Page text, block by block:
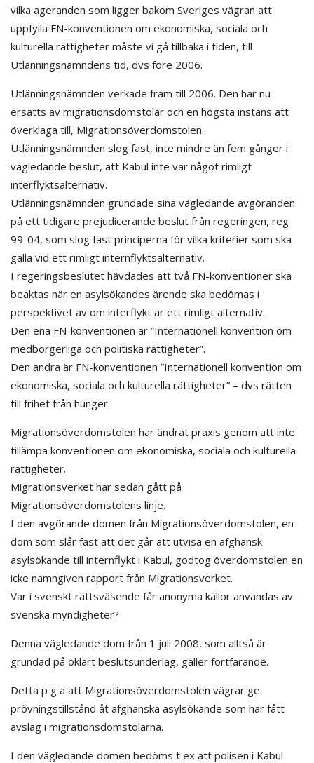
vilka ageranden som ligger bakom Sveriges vägran att
uppfylla FN-konventionen om ekonomiska, sociala och
kulturella rättigheter måste vi gå tillbaka i tiden, till
Utlänningsnämndens tid, dvs före 2006.
Utlänningsnämnden verkade fram till 2006. Den har nu
ersatts av migrationsdomstolar och en högsta instans att
överklaga till, Migrationsöverdomstolen.
Utlänningsnämnden slog fast, inte mindre än fem gånger i
vägledande beslut, att Kabul inte var något rimligt
interflyktsalternativ.
Utlänningsnämnden grundade sina vägledande avgöranden
på ett tidigare prejudicerande beslut från regeringen, reg
99-04, som slog fast principerna för vilka kriterier som ska
gälla vid ett rimligt internflyktsalternativ.
I regeringsbeslutet hävdades att två FN-konventioner ska
beaktas när en asylsökandes ärende ska bedömas i
perspektivet av om interflykt är ett rimligt alternativ.
Den ena FN-konventionen är ”Internationell konvention om
medborgerliga och politiska rättigheter”.
Den andra är FN-konventionen ”Internationell konvention om
ekonomiska, sociala och kulturella rättigheter” – dvs rätten
till frihet från hunger.
Migrationsöverdomstolen har ändrat praxis genom att inte
tillämpa konventionen om ekonomiska, sociala och kulturella
rättigheter.
Migrationsverket har sedan gått på
Migrationsöverdomstolens linje.
I den avgörande domen från Migrationsöverdomstolen, en
dom som slår fast att det går att utvisa en afghansk
asylsökande till internflykt i Kabul, godtog överdomstolen en
icke namngiven rapport från Migrationsverket.
Var i svenskt rättsväsende får anonyma källor användas av
svenska myndigheter?
Denna vägledande dom från 1 juli 2008, som alltså är
grundad på oklart beslutsunderlag, gäller fortfarande.
Detta p g a att Migrationsöverdomstolen vägrar ge
prövningstillstånd åt afghanska asylsökande som har fått
avslag i migrationsdomstolarna.
I den vägledande domen bedöms t ex att polisen i Kabul